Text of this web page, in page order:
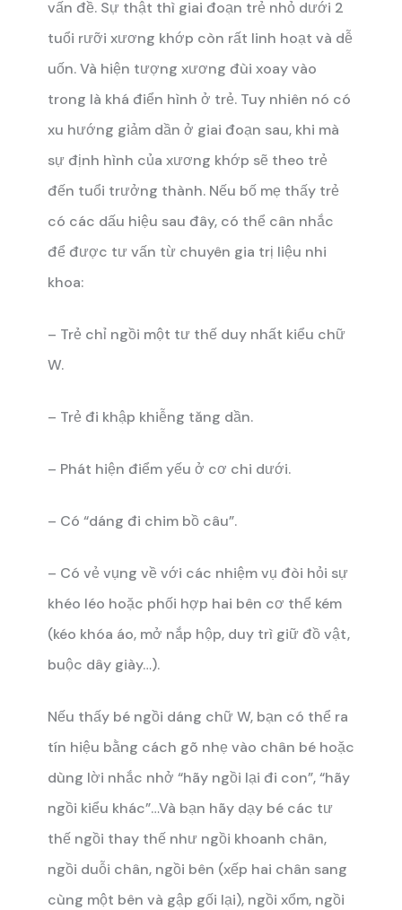
vấn đề. Sự thật thì giai đoạn trẻ nhỏ dưới 2
tuổi rưỡi xương khớp còn rất linh hoạt và dễ
uốn. Và hiện tượng xương đùi xoay vào
trong là khá điển hình ở trẻ. Tuy nhiên nó có
xu hướng giảm dần ở giai đoạn sau, khi mà
sự định hình của xương khớp sẽ theo trẻ
đến tuổi trưởng thành. Nếu bố mẹ thấy trẻ
có các dấu hiệu sau đây, có thể cân nhắc
để được tư vấn từ chuyên gia trị liệu nhi
khoa:
– Trẻ chỉ ngồi một tư thế duy nhất kiểu chữ
W.
– Trẻ đi khập khiễng tăng dần.
– Phát hiện điểm yếu ở cơ chi dưới.
– Có “dáng đi chim bồ câu”.
– Có vẻ vụng về với các nhiệm vụ đòi hỏi sự
khéo léo hoặc phối hợp hai bên cơ thể kém
(kéo khóa áo, mở nắp hộp, duy trì giữ đồ vật,
buộc dây giày…).
Nếu thấy bé ngồi dáng chữ W, bạn có thể ra
tín hiệu bằng cách gõ nhẹ vào chân bé hoặc
dùng lời nhắc nhở “hãy ngồi lại đi con”, “hãy
ngồi kiểu khác”…Và bạn hãy dạy bé các tư
thế ngồi thay thế như ngồi khoanh chân,
ngồi duỗi chân, ngồi bên (xếp hai chân sang
cùng một bên và gập gối lại), ngồi xổm, ngồi